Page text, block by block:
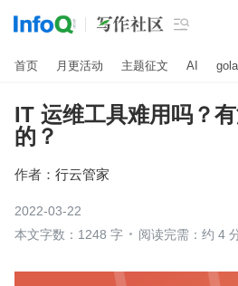

首页 月更活动 主题征文 AI
IT 运维工具难用吗？
的？
作者： 行云管家
2022-03-22
本文字数：1248 字
阅读完需：约 4